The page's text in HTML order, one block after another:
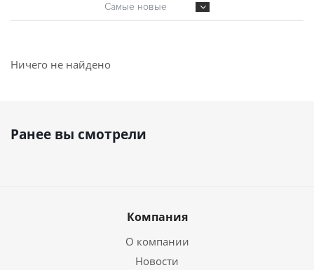
Самые новые
Ничего не найдено
Ранее вы смотрели
Компания
О компании
Новости